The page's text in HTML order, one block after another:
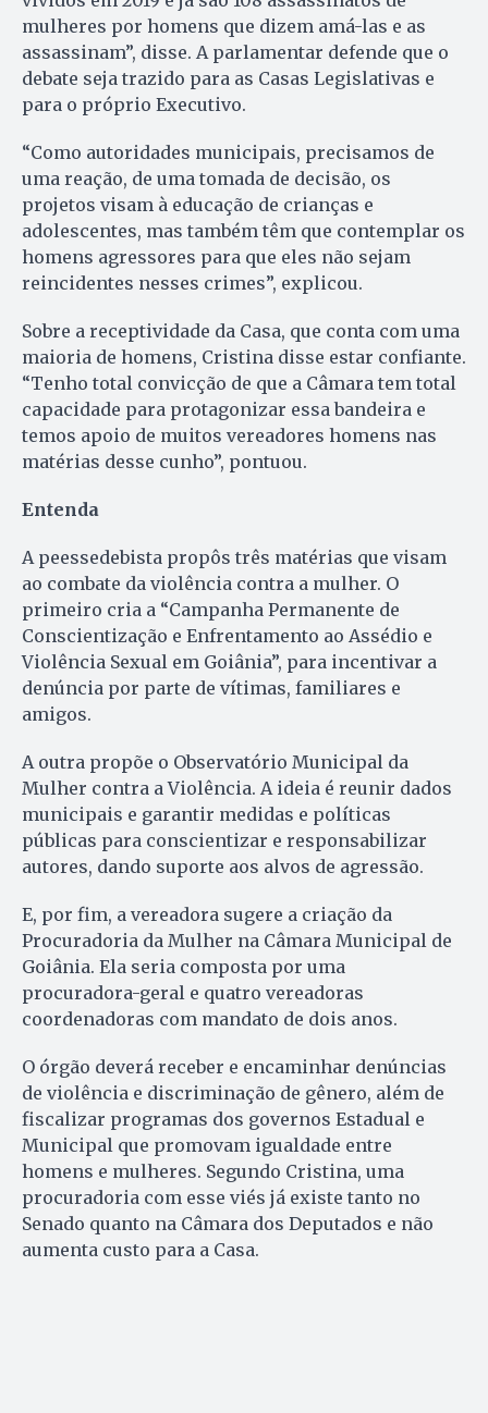
mulheres por homens que dizem amá-las e as
assassinam”, disse. A parlamentar defende que o
debate seja trazido para as Casas Legislativas e
para o próprio Executivo.
“Como autoridades municipais, precisamos de
uma reação, de uma tomada de decisão, os
projetos visam à educação de crianças e
adolescentes, mas também têm que contemplar os
homens agressores para que eles não sejam
reincidentes nesses crimes”, explicou.
Sobre a receptividade da Casa, que conta com uma
maioria de homens, Cristina disse estar confiante.
“Tenho total convicção de que a Câmara tem total
capacidade para protagonizar essa bandeira e
temos apoio de muitos vereadores homens nas
matérias desse cunho”, pontuou.
Entenda
A peessedebista propôs três matérias que visam
ao combate da violência contra a mulher. O
primeiro cria a “Campanha Permanente de
Conscientização e Enfrentamento ao Assédio e
Violência Sexual em Goiânia”, para incentivar a
denúncia por parte de vítimas, familiares e
amigos.
A outra propõe o Observatório Municipal da
Mulher contra a Violência. A ideia é reunir dados
municipais e garantir medidas e políticas
públicas para conscientizar e responsabilizar
autores, dando suporte aos alvos de agressão.
E, por fim, a vereadora sugere a criação da
Procuradoria da Mulher na Câmara Municipal de
Goiânia. Ela seria composta por uma
procuradora-geral e quatro vereadoras
coordenadoras com mandato de dois anos.
O órgão deverá receber e encaminhar denúncias
de violência e discriminação de gênero, além de
fiscalizar programas dos governos Estadual e
Municipal que promovam igualdade entre
homens e mulheres. Segundo Cristina, uma
procuradoria com esse viés já existe tanto no
Senado quanto na Câmara dos Deputados e não
aumenta custo para a Casa.